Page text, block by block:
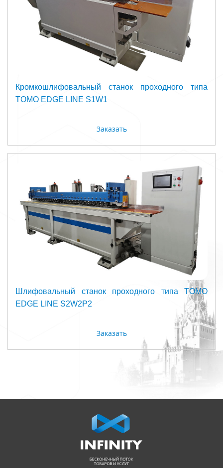
Кромкошлифовальный станок проходного типа
TOMO EDGE LINE S1W1
Заказать
Шлифовальный станок проходного типа TOMO
EDGE LINE S2W2P2
Заказать